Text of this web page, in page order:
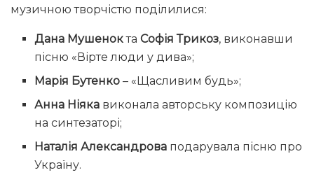
музичною творчістю поділилися:
Дана МушеноктаСофія Трикоз, виконавши
пісню «Вірте люди у дива»;
Марія Бутенко – «Щасливим будь»;
Анна Ніяка виконала авторську композицію
на синтезаторі;
Наталія Александрова подарувала пісню про
Україну.